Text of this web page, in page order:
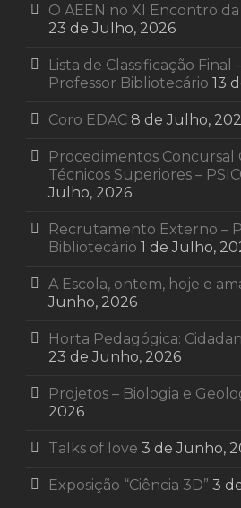
O AEEN no XI Encontro da
23 de Julho, 2026
Lista de Classificação Final
Professor Bibliotecário 13
Coro EDAC 8 de Julho,
Procedimentos Concursal
Técnicos Superiores –
Julho, 2026
Recrutamento Externo –
Bibliotecário 1 de Julho,
A Escola, ontem, hoje e
Junho, 2026
Horta Pedagógica:
23 de Junho, 2026
Projetos – Biologia e
2026
Talks of love 3 de Junho,
Exposição “Ciência 3D” 3